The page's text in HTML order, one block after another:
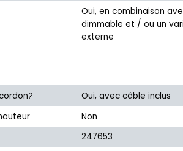
Oui, en combinaison
dimmable et / ou un
externe
Oui, avec câble inclus
Non
247653